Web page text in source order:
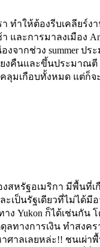
ทำให้ต้องรีบเคลียร์ง
และการมาลงเมือง
งจากช่วง summer
คืนและขึ้นประมาณตี
มเกือบทั้งหมด แต่ก็
หรัฐอเมริกา มีพื้นที่เ
เป็นรัฐเดียวที่ไม่ได้
Yukon ก็ได้เช่นกัน
ลทางการเงิน ทำสง
าลเลยหล่ะ!! ชนเผ่า